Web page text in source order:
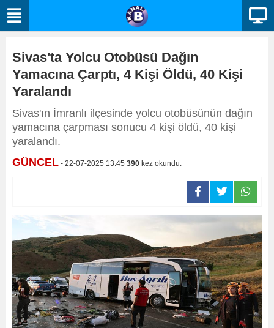
Sivas'ta Yolcu Otobüsü Dağın
Yamacına Çarptı, 4 Kişi Öldü, 40 Kişi
Yaralandı
Sivas'ın İmranlı ilçesinde yolcu otobüsünün dağın
yamacına çarpması sonucu 4 kişi öldü, 40 kişi
yaralandı.
GÜNCEL - 22-07-2025 13:45 390 kez okundu.